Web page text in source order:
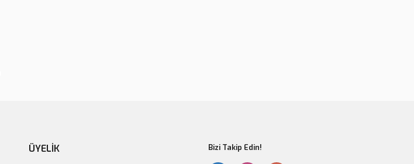
Gönder
ÜYELİK Bizi Takip Edin!